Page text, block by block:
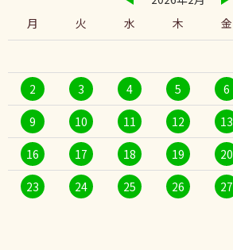
月
火 水 木 金
2 3 4 5 6
9 10 11 12 13
16 17 18 19 20
23 24 25 26 27